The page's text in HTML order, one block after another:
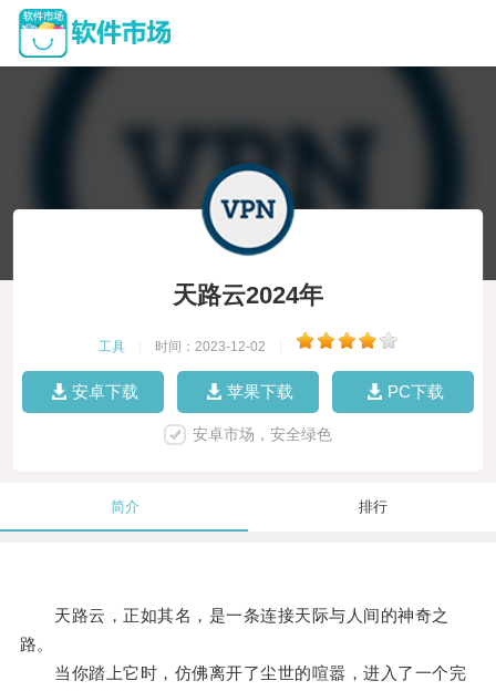
天路云2024年
工具 时间：2023-12-02
安卓下载 苹果下载 PC下载
安卓市场，安全绿色
简介 排行
天路云，正如其名，是一条连接天际与人间的神奇之
路。
当你踏上它时，仿佛离开了尘世的喧嚣，进入了一个完